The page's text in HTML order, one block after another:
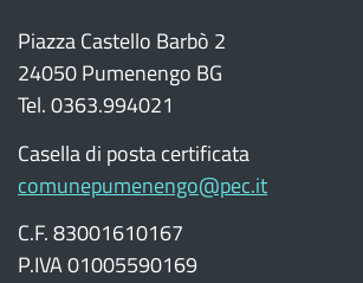
Piazza Castello Barbò 2
24050 Pumenengo BG
Tel. 0363.994021
Casella di posta certificata
comunepumenengo@pec.it
C.F. 83001610167
P.IVA 01005590169